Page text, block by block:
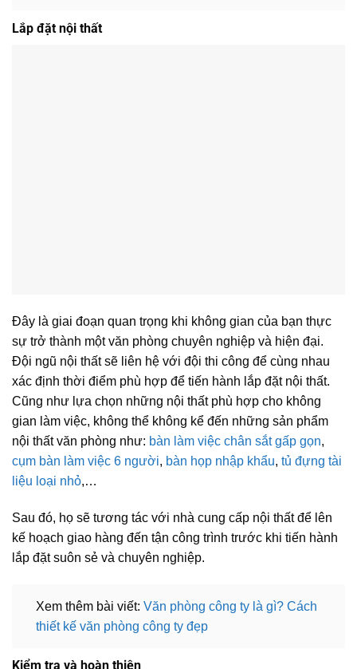
Lắp đặt nội thất
Đây là giai đoạn quan trọng khi không gian của bạn thực
sự trở thành một văn phòng chuyên nghiệp và hiện đại.
Đội ngũ nội thất sẽ liên hệ với đội thi công để cùng nhau
xác định thời điểm phù hợp để tiến hành lắp đặt nội thất.
Cũng như lựa chọn những nội thất phù hợp cho không
gian làm việc, không thể không kể đến những sản phẩm
nội thất văn phòng như: bàn làm việc chân sắt gấp gọn,
cụm bàn làm việc 6 người, bàn họp nhập khẩu, tủ đựng tài
liệu loại nhỏ,…
Sau đó, họ sẽ tương tác với nhà cung cấp nội thất để lên
kế hoạch giao hàng đến tận công trình trước khi tiến hành
lắp đặt suôn sẻ và chuyên nghiệp.
Xem thêm bài viết: Văn phòng công ty là gì? Cách
thiết kế văn phòng công ty đẹp
Kiểm tra và hoàn thiện